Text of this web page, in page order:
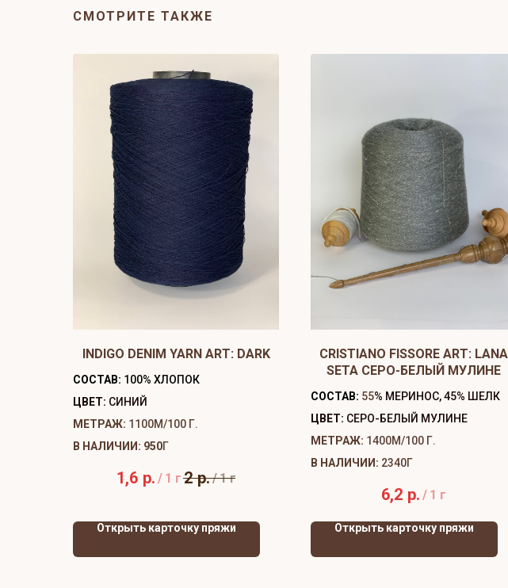
СМОТРИТЕ ТАКЖЕ
INDIGO DENIM YARN ART: DARK
СОСТАВ: 100% ХЛОПОК
ЦВЕТ: СИНИЙ
МЕТРАЖ: 1100М/100 Г.
В НАЛИЧИИ: 950Г
1,6 р. / 1 г2 р./1 г
Открыть карточку пряжи
CRISTIANO FISSORE ART: LANA
SETA СЕРО-БЕЛЫЙ МУЛИНЕ
СОСТАВ: 55% МЕРИНОС, 45% ШЕЛК
ЦВЕТ: СЕРО-БЕЛЫЙ МУЛИНЕ
МЕТРАЖ: 1400М/100 Г.
В НАЛИЧИИ: 2340Г
6,2 р. / 1 г
Открыть карточку пряжи